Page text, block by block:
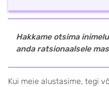
Hakkame otsima
anda ratsionaalsele
Kui meie alustasime, tegi